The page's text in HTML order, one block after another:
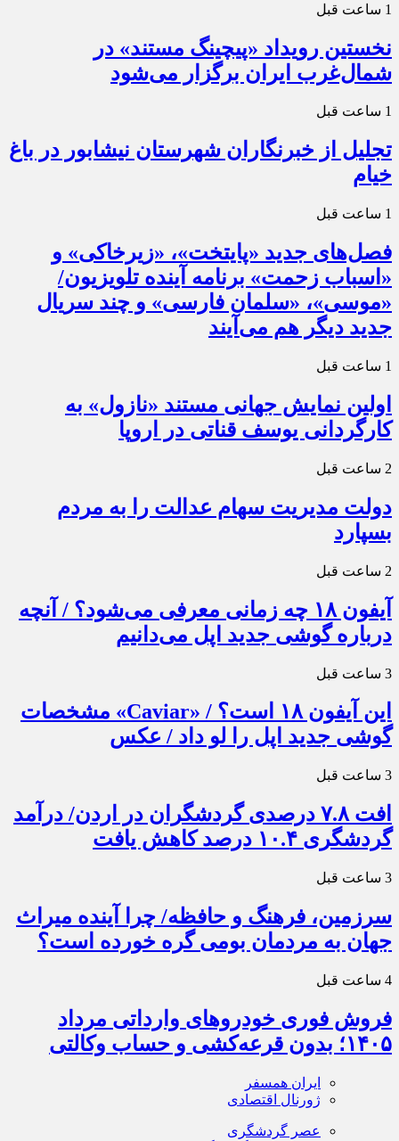
1 ساعت قبل
نخستین رویداد «پیچینگ مستند» در
شمال‌غرب ایران برگزار می‌شود
1 ساعت قبل
تجلیل از خبرنگاران شهرستان نیشابور در باغ
خیام
1 ساعت قبل
فصل‌های جدید «پایتخت»، «زیرخاکی» و
«اسباب زحمت» برنامه آینده تلویزیون/
«موسی»، «سلمان فارسی» و چند سریال
جدید دیگر هم می‌آیند
1 ساعت قبل
اولین نمایش جهانی مستند «نازول» به
کارگردانی یوسف قناتی در اروپا
2 ساعت قبل
دولت مدیریت سهام عدالت را به مردم
بسپارد
2 ساعت قبل
آیفون ۱۸ چه زمانی معرفی می‌شود؟ / آنچه
درباره گوشی جدید اپل می‌دانیم
3 ساعت قبل
این آیفون ۱۸ است؟ / «Caviar» مشخصات
گوشی جدید اپل را لو داد / عکس
3 ساعت قبل
افت ۷.۸ درصدی گردشگران در اردن/ درآمد
گردشگری ۱۰.۴ درصد کاهش یافت
3 ساعت قبل
سرزمین، فرهنگ و حافظه/ چرا آینده میراث
جهان به مردمان بومی گره خورده است؟
4 ساعت قبل
فروش فوری خودروهای وارداتی مرداد
۱۴۰۵؛ بدون قرعه‌کشی و حساب وکالتی
ایران همسفر
ژورنال اقتصادی
عصر گردشگری